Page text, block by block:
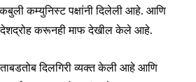
of
and be part of the
your email address on our website
कम्युनिस्ट पक्षांनी दिलेली आहे. आणि
देशद्रोह करूनही माफ देखील केले आहे.
दिलगिरी व्यक्त केली आहे आणि